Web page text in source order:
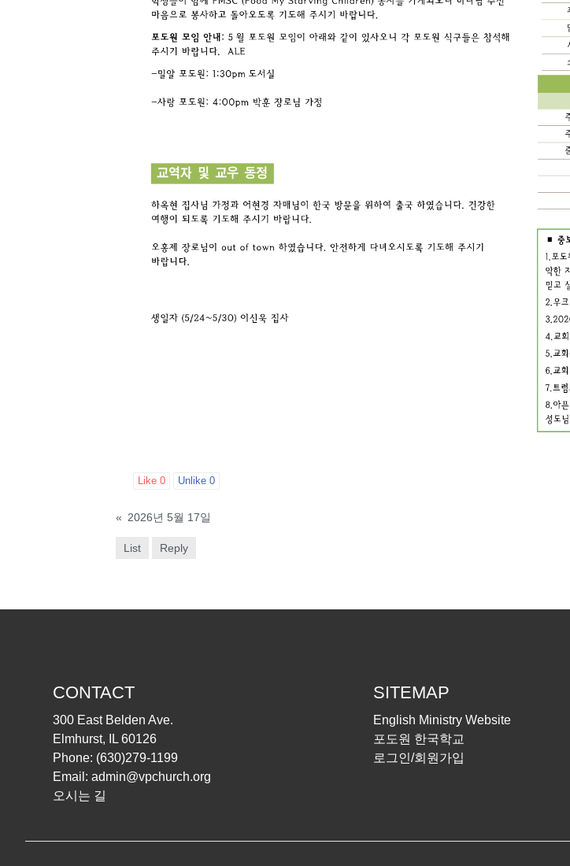
Like 0 Unlike 0
« 2026년 5월 17일
List Reply
CONTACT
300 East Belden Ave.
Elmhurst, IL 60126
Phone: (630)279-1199
Email: admin@vpchurch.org
오시는 길
SITEMAP
English Ministry Website
포도원 한국학교
로그인/회원가입